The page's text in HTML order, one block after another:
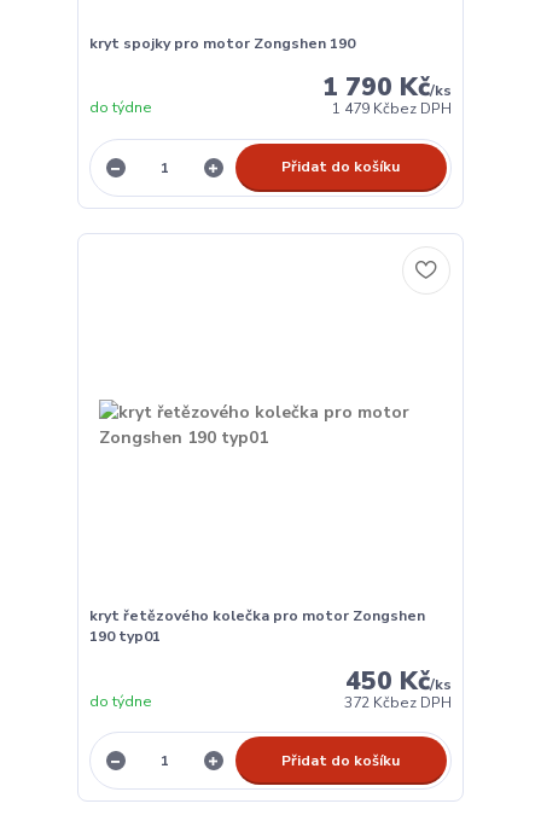
kryt spojky pro motor Zongshen 190
1 790 Kč/ks
1 479 Kčbez DPH
do týdne
Přidat do košíku
kryt řetězového kolečka pro motor Zongshen
190 typ01
450 Kč/ks
372 Kčbez DPH
do týdne
Přidat do košíku